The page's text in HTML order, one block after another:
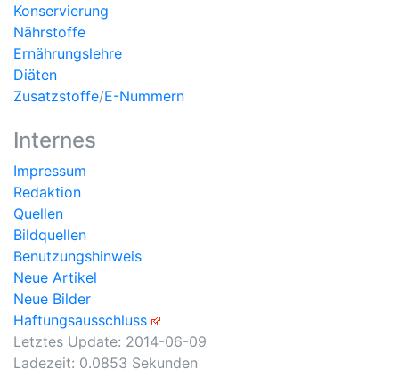
Konservierung
Nährstoffe
Ernährungslehre
Diäten
Zusatzstoffe/E-Nummern
Internes
Impressum
Redaktion
Quellen
Bildquellen
Benutzungshinweis
Neue Artikel
Neue Bilder
Haftungsausschluss
Letztes Update: 2014-06-09
Ladezeit: 0.0853 Sekunden